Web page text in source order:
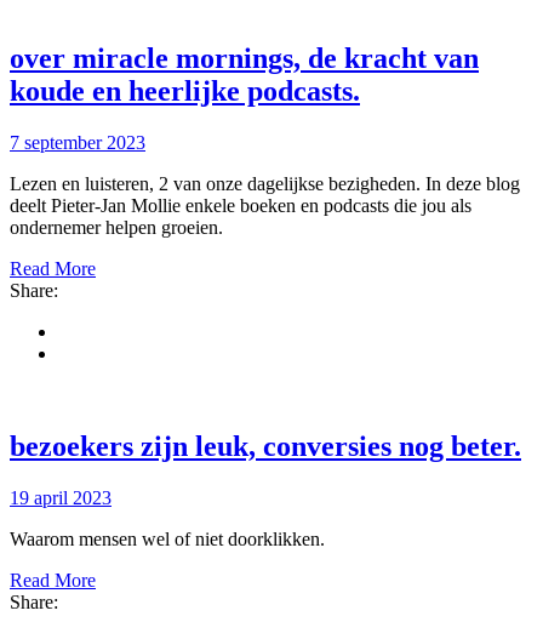
over miracle mornings, de kracht van
koude en heerlijke podcasts.
7 september 2023
Lezen en luisteren, 2 van onze dagelijkse bezigheden. In deze blog
deelt Pieter-Jan Mollie enkele boeken en podcasts die jou als
ondernemer helpen groeien.
Read More
Share:
bezoekers zijn leuk, conversies nog beter.
19 april 2023
Waarom mensen wel of niet doorklikken.
Read More
Share: